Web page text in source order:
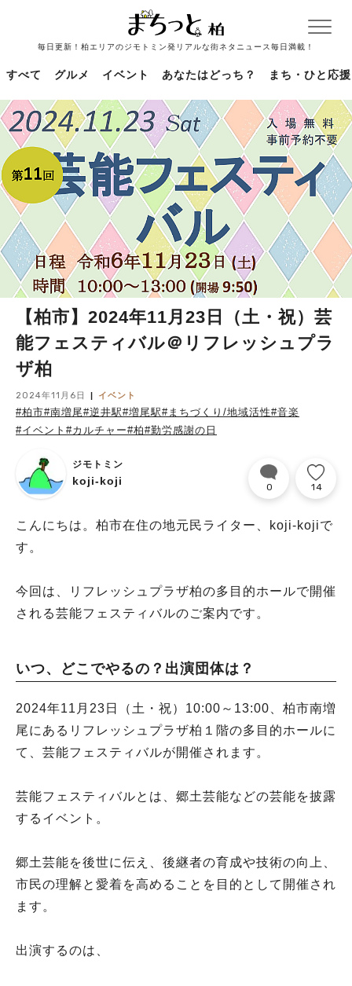
毎日更新！柏エリアのジモトミン発リアルな街ネタニュース毎日満載！
すべて グルメ イベント あなたはどっち？ まち・ひと応援
【柏市】2024年11月23日（土・祝）芸
能フェスティバル＠リフレッシュプラ
ザ柏
2024年11月6日 イベント
#柏市#南増尾#逆井駅#増尾駅#まちづくり/地域活性#音楽
#イベント #カルチャー#柏#勤労感謝の日
ジモトミン
koji-koji 0 14
こんにちは。柏市在住の地元民ライター、koji-kojiで
す。
今回は、リフレッシュプラザ柏の多目的ホールで開催
される芸能フェスティバルのご案内です。
いつ、どこでやるの？出演団体は？
2024年11月23日（土・祝）10:00～13:00、柏市南増
尾にあるリフレッシュプラザ柏１階の多目的ホールに
て、芸能フェスティバルが開催されます。
芸能フェスティバルとは、郷土芸能などの芸能を披露
するイベント。
郷土芸能を後世に伝え、後継者の育成や技術の向上、
市民の理解と愛着を高めることを目的として開催され
ます。
出演するのは、